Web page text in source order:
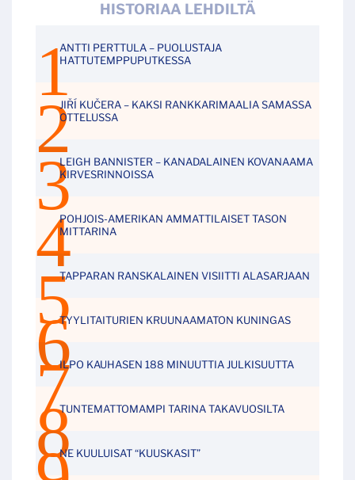
HISTORIAA LEHDILTÄ
ANTTI PERTTULA – PUOLUSTAJA
HATTUTEMPPUPUTKESSA
JIŘÍ KUČERA – KAKSI RANKKARIMAALIA SAMASSA
OTTELUSSA
LEIGH BANNISTER – KANADALAINEN KOVANAAMA
KIRVESRINNOISSA
POHJOIS-AMERIKAN AMMATTILAISET TASON
MITTARINA
TAPPARAN RANSKALAINEN VISIITTI ALASARJAAN
TYYLITAITURIEN KRUUNAAMATON KUNINGAS
ILPO KAUHASEN 188 MINUUTTIA JULKISUUTTA
TUNTEMATTOMAMPI TARINA TAKAVUOSILTA
NE KUULUISAT “KUUSKASIT”